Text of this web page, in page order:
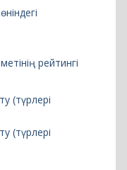
(түрлері
(түрлері